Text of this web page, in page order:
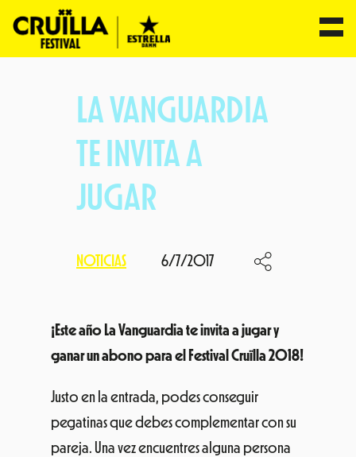
LA VANGUARDIA
TE INVITA A
JUGAR
NOTICIAS 6/7/2017
¡Este año La Vanguardia te invita a jugar y
ganar un abono para el Festival Cruïlla 2018!
Justo en la entrada, podes conseguir
pegatinas que debes complementar con su
pareja. Una vez encuentres alguna persona